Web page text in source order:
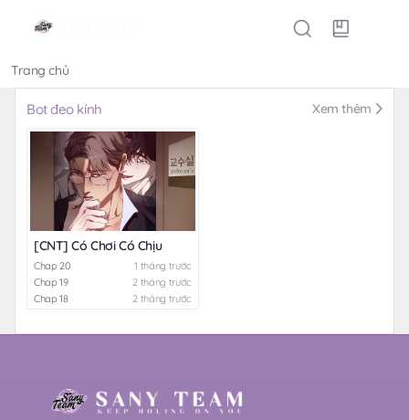
Trang chủ
Bot đeo kính Xem thêm
[CNT] Có Chơi Có Chịu
Chap 20
1 tháng trước
Chap 19
2 tháng trước
Chap 18
2 tháng trước